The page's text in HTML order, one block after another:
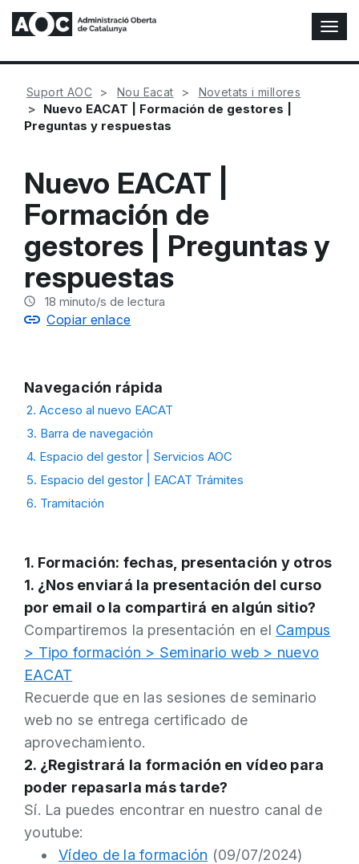
A
l
t
a
Suport AOC Nou Eacat Novetats i millores
Nuevo EACAT | Formación de gestores |
Preguntas y respuestas
Nuevo EACAT |
Formación de
gestores | Preguntas y
respuestas
18 minuto/s de lectura
Copiar enlace
1. Formación: fechas, presentación y otros
1. ¿Nos enviará la presentación del curso
por email o la compartirá en algún sitio?
Compartiremos la presentación en el Campus
> Tipo formación > Seminario web > nuevo
EACAT
Recuerde que en las sesiones de seminario
web no se entrega certificado de
aprovechamiento.
2. ¿Registrará la formación en vídeo para
poder repasarla más tarde?
Sí. La puedes encontrar en nuestro canal de
youtube:
Vídeo de la formación (09/07/2024)
Navegación rápida
2. Acceso al nuevo EACAT
3. Barra de navegación
4. Espacio del gestor | Servicios AOC
5. Espacio del gestor | EACAT Trámites
6. Tramitación